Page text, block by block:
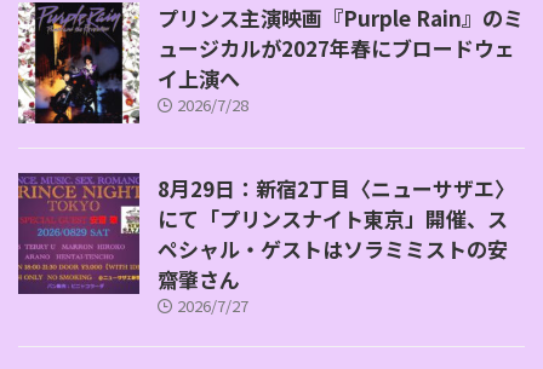
プリンス主演映画『Purple Rain』のミ
ュージカルが2027年春にブロードウェ
イ上演へ
2026/7/28
8月29日：新宿2丁目〈ニューサザエ〉
にて「プリンスナイト東京」開催、ス
ペシャル・ゲストはソラミミストの安
齋肇さん
2026/7/27